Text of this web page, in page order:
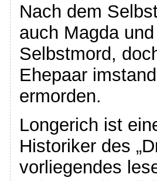
Nach dem
auch Magda
Selbstmord,
Ehepaar
ermorden.
Longerich ist
Historiker des
vorliegendes